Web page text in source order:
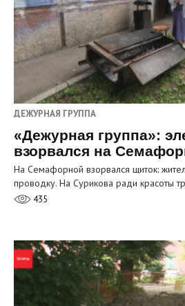
ДЕЖУРНАЯ ГРУППА
«Дежурная группа»:
взорвался на
На Семафорной взорвался щиток:
проводку. На Сурикова ради красоты
435